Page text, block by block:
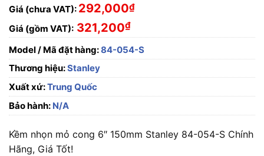
Giá (chưa VAT): 292,000₫
Giá (gồm VAT): 321,200₫
Model / Mã đặt hàng:84-054-S
Thương hiệu:Stanley
Xuất xứ:Trung Quốc
Bảo hành: N/A
Kềm nhọn mỏ cong 6″ 150mm Stanley 84-054-S Chính
Hãng, Giá Tốt!